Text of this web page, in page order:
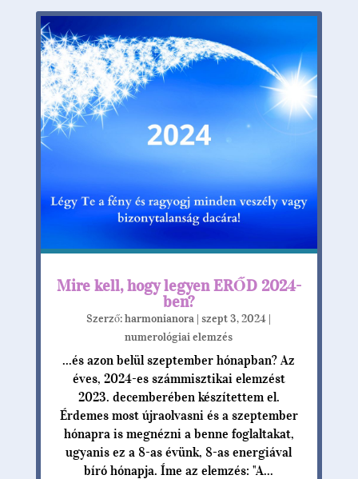
Mire kell, hogy legyen ERŐD 2024-
ben?
Szerző:harmonianora |szept 3, 2024 |
numerológiai elemzés
...és azon belül szeptember hónapban? Az
éves, 2024-es számmisztikai elemzést
2023. decemberében készítettem el.
Érdemes most újraolvasni és a szeptember
hónapra is megnézni a benne foglaltakat,
ugyanis ez a 8-as évünk, 8-as energiával
bíró hónapja. Íme az elemzés: "A...